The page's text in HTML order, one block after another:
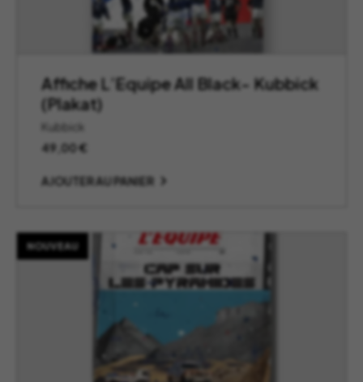
Affiche L’Equipe All Black- Kubbick
(Plakat)
Kubbick
49,00€
AJOUTER AU PANIER
NOUVEAU